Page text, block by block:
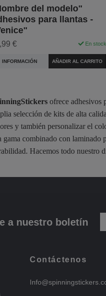
del modelo"
para llantas -
€ En stock
INFORMACIÓN AÑADIR AL CARRITO
ofrece adhesivos
selección de kits de alta
y también personalizar el
gama combinado con laminado
Hacemos todo nuestro
a nuestro boletín
Contáctenos